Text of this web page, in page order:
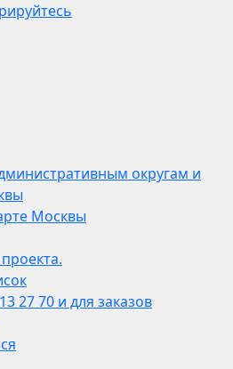
округам и
Москвы
27 70 и для заказов